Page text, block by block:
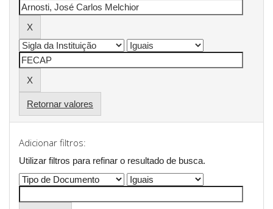
Retornar valores
Adicionar filtros:
Utilizar filtros para refinar o resultado de busca.